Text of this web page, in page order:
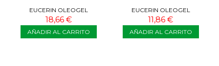
EUCERIN OLEOGEL
RECONFORTANTE 1000 ML
18,66 €
AÑADIR AL CARRITO
EUCERIN OLEOGEL
RECONFORTANTE 400 ML
11,86 €
AÑADIR AL CARRITO